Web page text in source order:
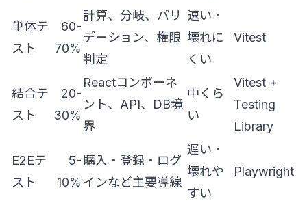
単体テ
スト
60-
70%
計算、分岐、バリ
デーション、権限
判定
速い・
壊れに
くい
Vitest
結合テ
スト
20-
30%
Reactコンポーネ
ント、API、DB境
界
中くら
い
Vitest +
Testing
Library
E2Eテ
スト
5-
10%
購入・登録・ログ
インなど主要導線
遅い・
壊れや
すい
Playwright